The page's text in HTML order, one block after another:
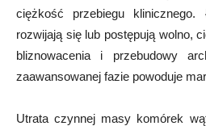
ciężkość przebiegu klinicznego.
rozwijają się lub postępują wolno,
bliznowacenia i przebudowy
zaawansowanej fazie powoduje
Utrata czynnej masy komórek